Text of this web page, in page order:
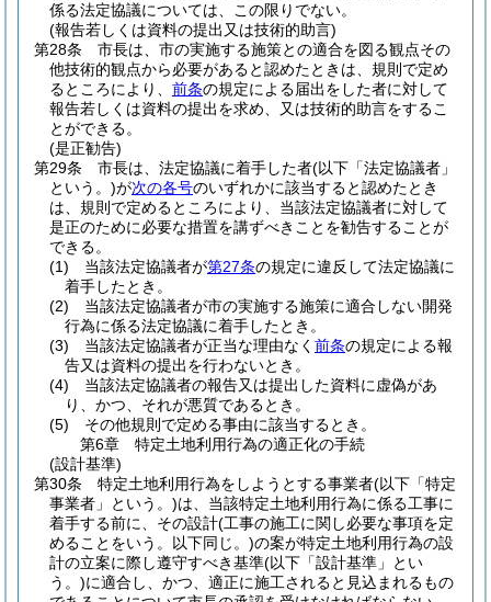
係る法定協議については、この限りでない。
(報告若しくは資料の提出又は技術的助言)
第28条
市長は、市の実施する施策との適合を図る観点その
他技術的観点から必要があると認めたときは、規則で定め
るところにより、 前条の規定による届出をした者に対して
報告若しくは資料の提出を求め、又は技術的助言をするこ
とができる。
(是正勧告)
第29条
市長は、法定協議に着手した者(以下「法定協議者」
という。)が次の各号のいずれかに該当すると認めたとき
は、規則で定めるところにより、当該法定協議者に対して
是正のために必要な措置を講ずべきことを勧告することが
できる。
(1)
当該法定協議者が第27条の規定に違反して法定協議に
着手したとき。
(2)
当該法定協議者が市の実施する施策に適合しない開発
行為に係る法定協議に着手したとき。
(3)
当該法定協議者が正当な理由なく 前条の規定による報
告又は資料の提出を行わないとき。
(4)
当該法定協議者の報告又は提出した資料に虚偽があ
り、かつ、それが悪質であるとき。
(5)
その他規則で定める事由に該当するとき。
第6章
特定土地利用行為の適正化の手続
(設計基準)
第30条
特定土地利用行為をしようとする事業者(以下「特定
事業者」という。)は、当該特定土地利用行為に係る工事に
着手する前に、その設計(工事の施工に関し必要な事項を定
めることをいう。以下同じ。)の案が特定土地利用行為の設
計の立案に際し遵守すべき基準(以下「設計基準」とい
う。)に適合し、かつ、適正に施工されると見込まれるもの